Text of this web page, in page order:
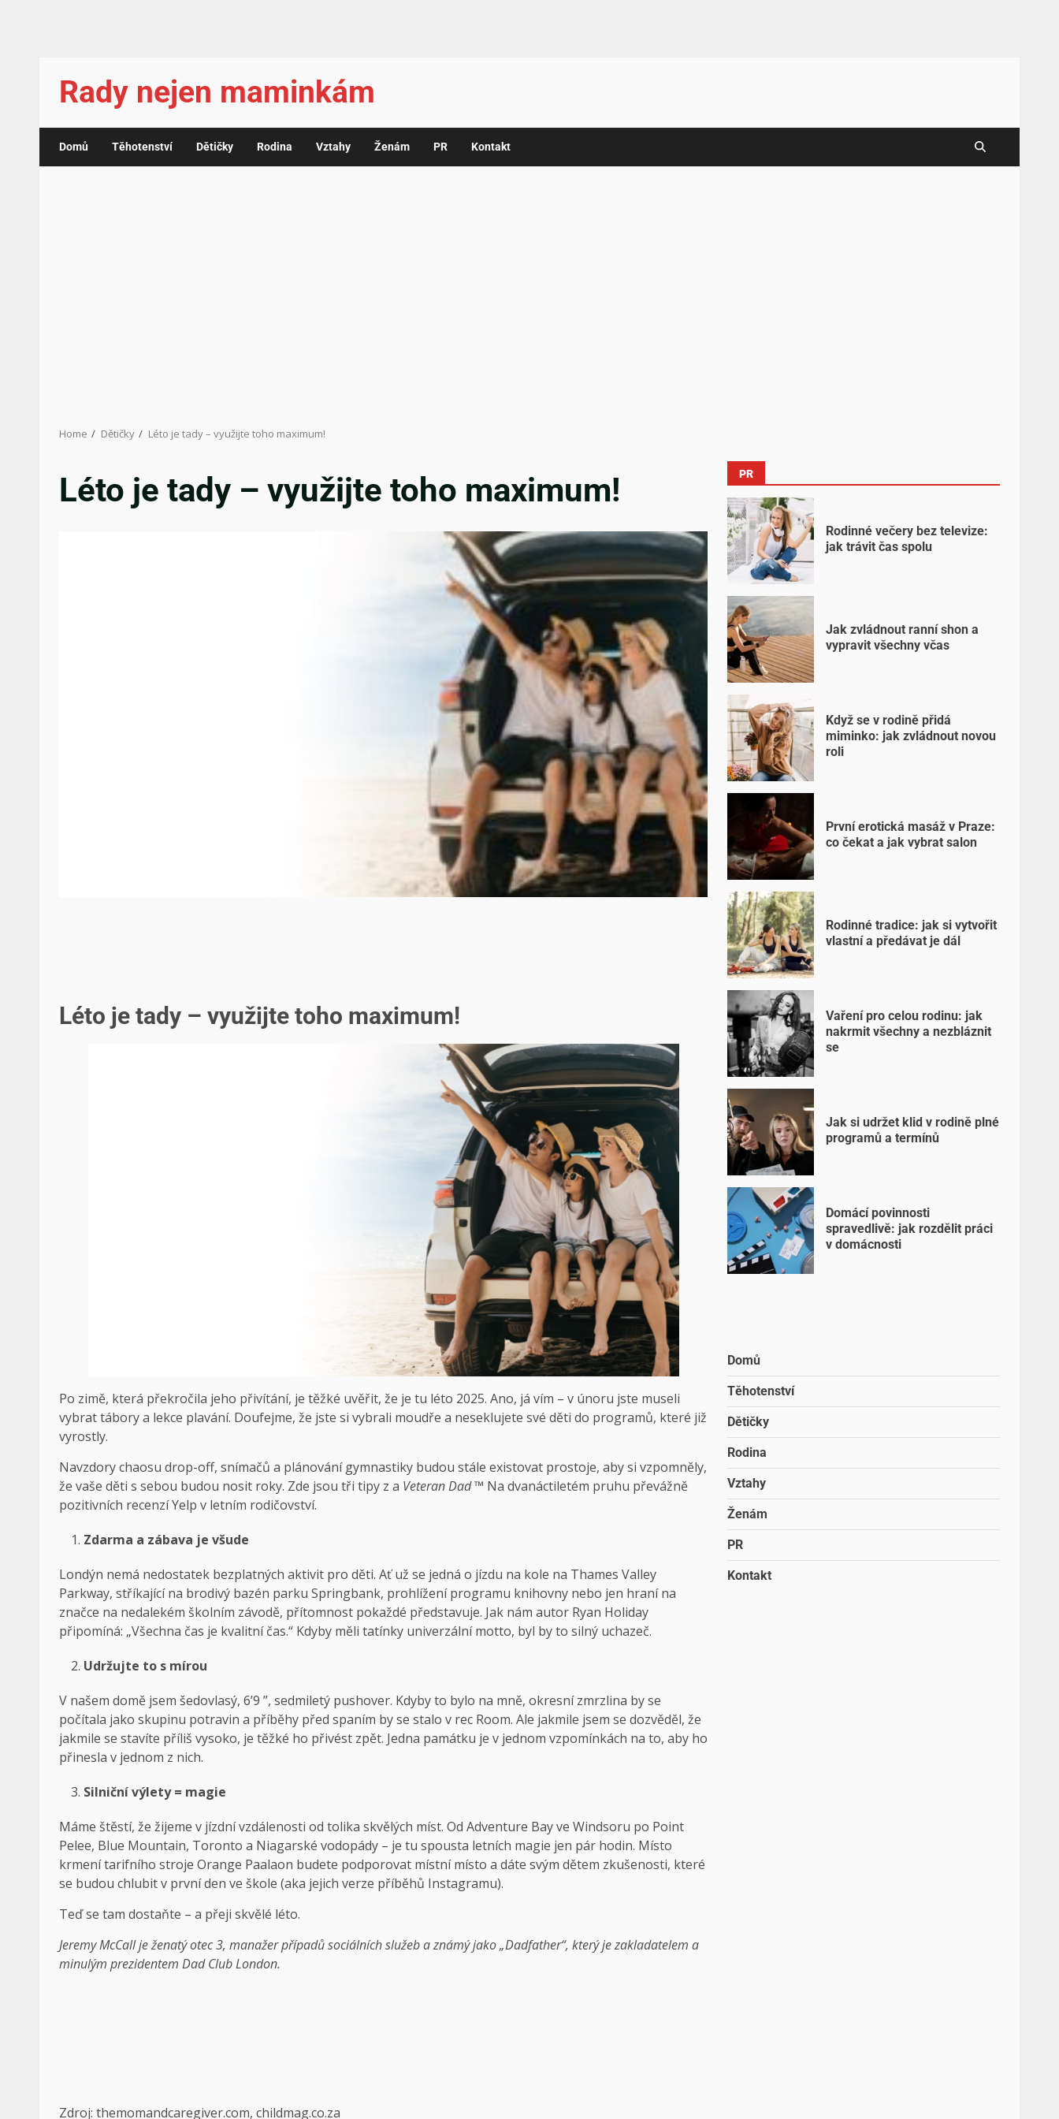
Rady nejen maminkám
Domů Těhotenství Dětičky Rodina Vztahy Ženám PR Kontakt
Home Dětičky Léto je tady – využijte toho maximum!
Léto je tady – využijte toho maximum!
Léto je tady – využijte toho maximum!
Po zimě, která překročila jeho přivítání, je těžké uvěřit, že je tu léto 2025. Ano, já vím – v únoru jste museli
vybrat tábory a lekce plavání. Doufejme, že jste si vybrali moudře a neseklujete své děti do programů, které již
vyrostly.
Navzdory chaosu drop-off, snímačů a plánování gymnastiky budou stále existovat prostoje, aby si vzpomněly,
že vaše děti s sebou budou nosit roky. Zde jsou tři tipy z a Veteran Dad ™ Na dvanáctiletém pruhu převážně
pozitivních recenzí Yelp v letním rodičovství.
Zdarma a zábava je všude
Londýn nemá nedostatek bezplatných aktivit pro děti. Ať už se jedná o jízdu na kole na Thames Valley
Parkway, stříkající na brodivý bazén parku Springbank, prohlížení programu knihovny nebo jen hraní na
značce na nedalekém školním závodě, přítomnost pokaždé představuje. Jak nám autor Ryan Holiday
připomíná: „Všechna čas je kvalitní čas.“ Kdyby měli tatínky univerzální motto, byl by to silný uchazeč.
Udržujte to s mírou
V našem domě jsem šedovlasý, 6’9 ”, sedmiletý pushover. Kdyby to bylo na mně, okresní zmrzlina by se
počítala jako skupinu potravin a příběhy před spaním by se stalo v rec Room. Ale jakmile jsem se dozvěděl, že
jakmile se stavíte příliš vysoko, je těžké ho přivést zpět. Jedna památku je v jednom vzpomínkách na to, aby ho
přinesla v jednom z nich.
Silniční výlety = magie
Máme štěstí, že žijeme v jízdní vzdálenosti od tolika skvělých míst. Od Adventure Bay ve Windsoru po Point
Pelee, Blue Mountain, Toronto a Niagarské vodopády – je tu spousta letních magie jen pár hodin. Místo
krmení tarifního stroje Orange Paalaon budete podporovat místní místo a dáte svým dětem zkušenosti, které
se budou chlubit v první den ve škole (aka jejich verze příběhů Instagramu).
Teď se tam dostaňte – a přeji skvělé léto.
Jeremy McCall je ženatý otec 3, manažer případů sociálních služeb a známý jako „Dadfather“, který je zakladatelem a
minulým prezidentem Dad Club London.
Zdroj: themomandcaregiver.com, childmag.co.za
PR
Rodinné večery bez televize:
jak trávit čas spolu
Jak zvládnout ranní shon a
vypravit všechny včas
Když se v rodině přidá
miminko: jak zvládnout novou
roli
První erotická masáž v Praze:
co čekat a jak vybrat salon
Rodinné tradice: jak si vytvořit
vlastní a předávat je dál
Vaření pro celou rodinu: jak
nakrmit všechny a nezbláznit
se
Jak si udržet klid v rodině plné
programů a termínů
Domácí povinnosti
spravedlivě: jak rozdělit práci
v domácnosti
Domů
Těhotenství
Dětičky
Rodina
Vztahy
Ženám
PR
Kontakt